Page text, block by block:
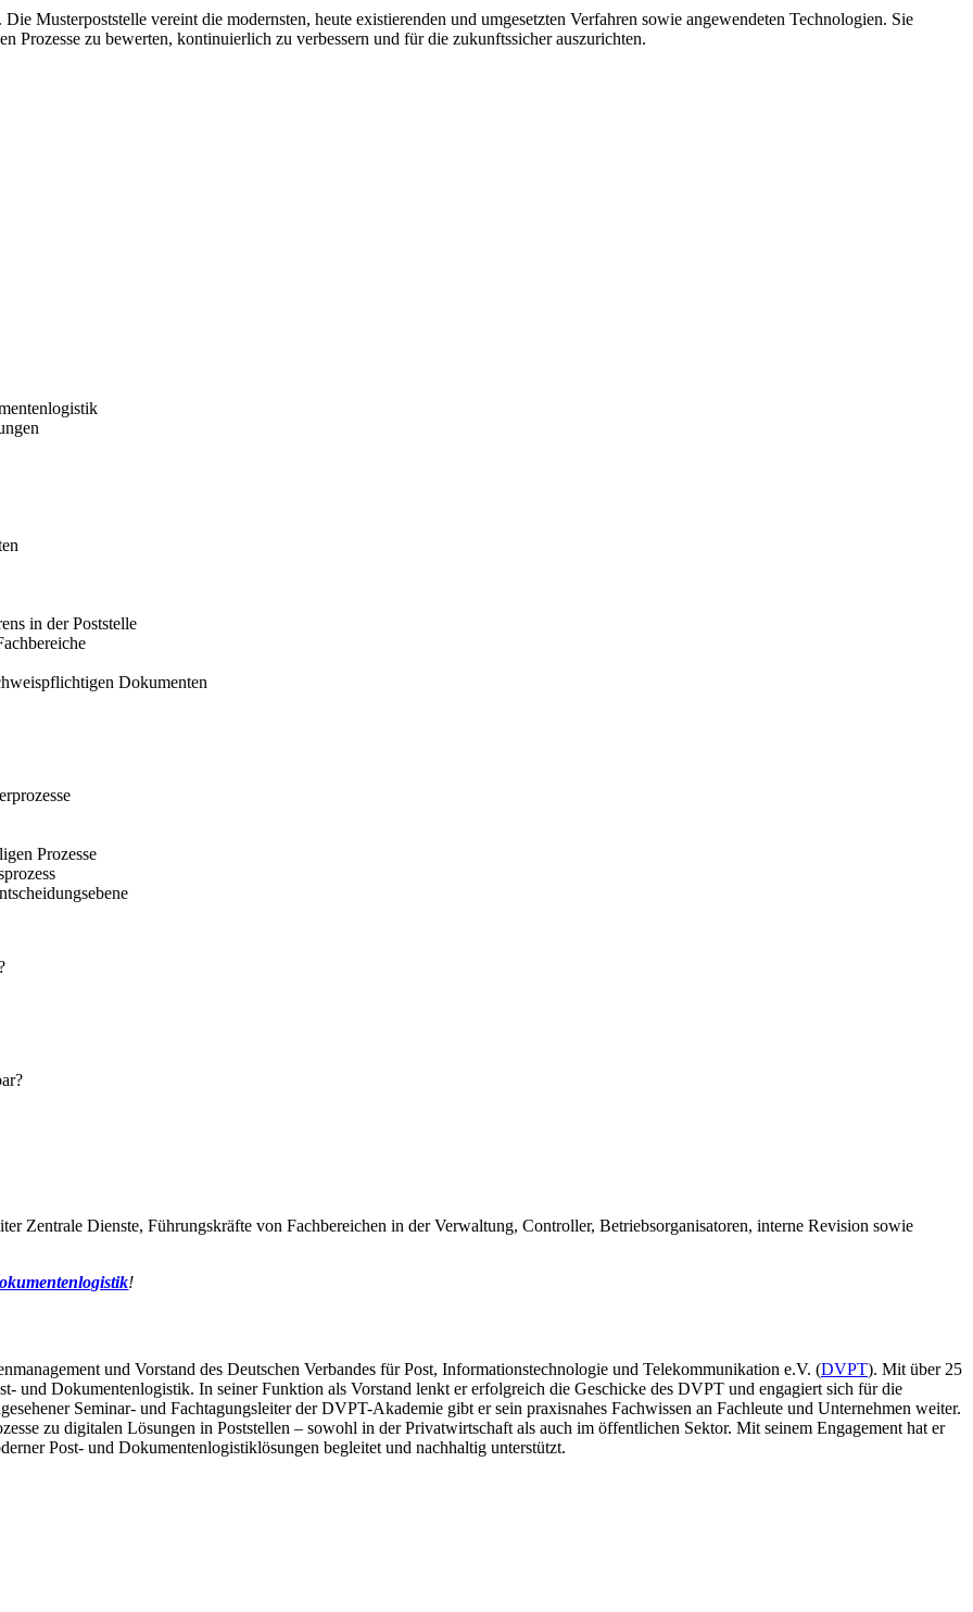
Musterpoststelle vereint die modernsten, heute existierenden und umgesetzten Verfahren sowie angewendeten Technologien. Sie
Prozesse zu bewerten, kontinuierlich zu verbessern und für die zukunftssicher auszurichten.
in der Poststelle
Dokumenten
Prozesse
Zentrale Dienste, Führungskräfte von Fachbereichen in der Verwaltung, Controller, Betriebsorganisatoren, interne Revision sowie
!
und Vorstand des Deutschen Verbandes für Post, Informationstechnologie und Telekommunikation e.V. (DVPT). Mit über 25
und Dokumentenlogistik. In seiner Funktion als Vorstand lenkt er erfolgreich die Geschicke des DVPT und engagiert sich für die
Seminar- und Fachtagungsleiter der DVPT-Akademie gibt er sein praxisnahes Fachwissen an Fachleute und Unternehmen weiter.
zu digitalen Lösungen in Poststellen – sowohl in der Privatwirtschaft als auch im öffentlichen Sektor. Mit seinem Engagement hat er
Post- und Dokumentenlogistiklösungen begleitet und nachhaltig unterstützt.